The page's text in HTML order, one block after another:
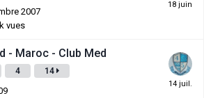
2007
vues
- Maroc - Club Med
4 14